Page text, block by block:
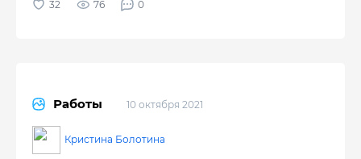
76 0
Работы 10 октября 2021
Кристина Болотина